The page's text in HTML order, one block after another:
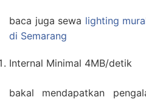
baca juga sewa lighting
di Semarang
Internal Minimal 4MB/detik
bakal mendapatkan